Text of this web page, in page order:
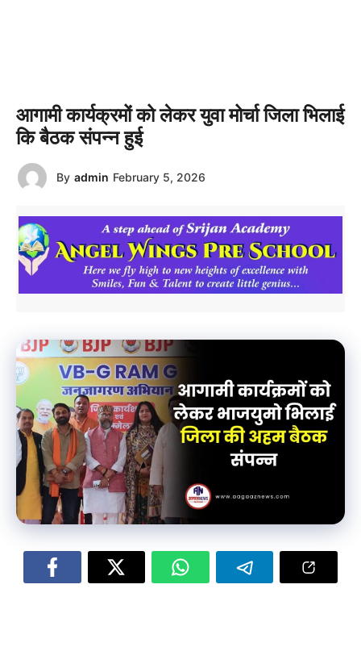
आगामी कार्यक्रमों को लेकर युवा मोर्चा जिला भिलाई
कि बैठक संपन्न हुई
By admin February 5, 2026